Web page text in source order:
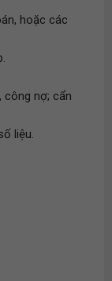
hoặc các
công nợ; cẩn
liệu.